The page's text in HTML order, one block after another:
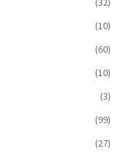
(10)
(60)
(10)
(3)
(99)
(27)